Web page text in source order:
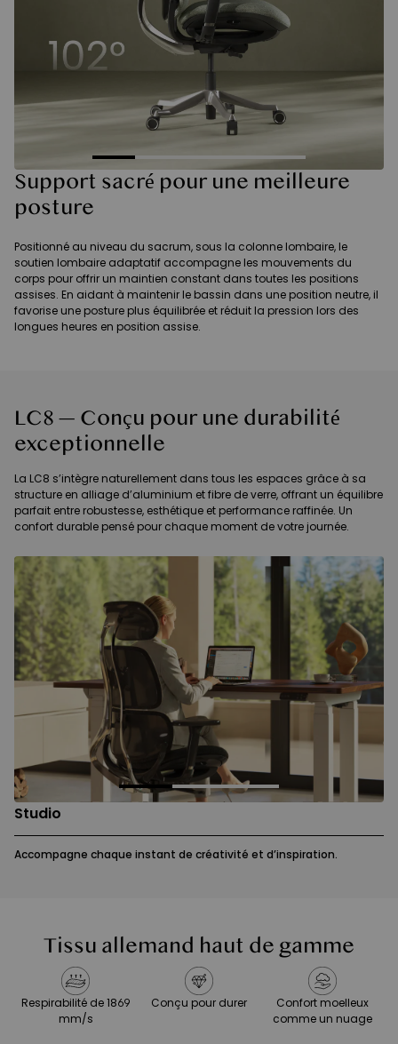
Support sacré pour une meilleure
posture
Positionné au niveau du sacrum, sous la colonne lombaire, le
soutien lombaire adaptatif accompagne les mouvements du
corps pour offrir un maintien constant dans toutes les positions
assises. En aidant à maintenir le bassin dans une position neutre, il
favorise une posture plus équilibrée et réduit la pression lors des
longues heures en position assise.
LC8 — Conçu pour une durabilité
exceptionnelle
La LC8 s’intègre naturellement dans tous les espaces grâce à sa
structure en alliage d’aluminium et fibre de verre, offrant un équilibre
parfait entre robustesse, esthétique et performance raffinée. Un
confort durable pensé pour chaque moment de votre journée.
Studio
Accompagne chaque instant de créativité et d’inspiration.
Tissu allemand haut de gamme
Respirabilité de 1869
mm/s
Conçu pour durer
Confort moelleux
comme un nuage